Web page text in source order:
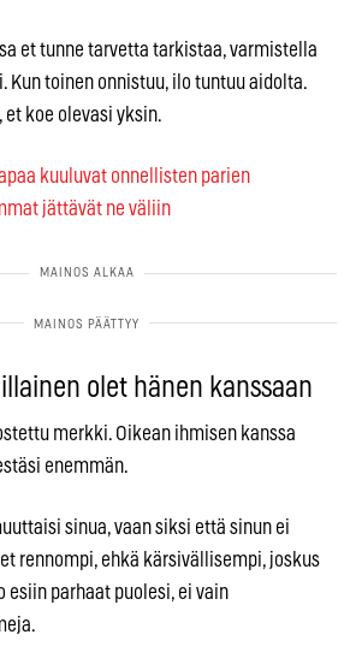
et tunne tarvetta tarkistaa, varmistella
Kun toinen onnistuu, ilo tuntuu aidolta.
et koe olevasi yksin.
kuuluvat onnellisten parien
jättävät ne väliin
olet hänen kanssaan
merkki. Oikean ihmisen kanssa
enemmän.
sinua, vaan siksi että sinun ei
rennompi, ehkä kärsivällisempi, joskus
esiin parhaat puolesi, ei vain